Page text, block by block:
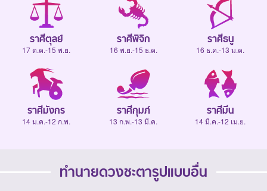
ราศีตุลย์
17 ต.ค.-15 พ.ย.
ราศีพิจิก
16 พ.ย.-15 ธ.ค.
ราศีธนู
16 ธ.ค.-13 ม.ค.
ราศีมังกร
14 ม.ค.-12 ก.พ.
ราศีกุมภ์
13 ก.พ.-13 มี.ค.
ราศีมีน
14 มี.ค.-12 เม.ย.
ทำนายดวงชะตารูปแบบอื่น